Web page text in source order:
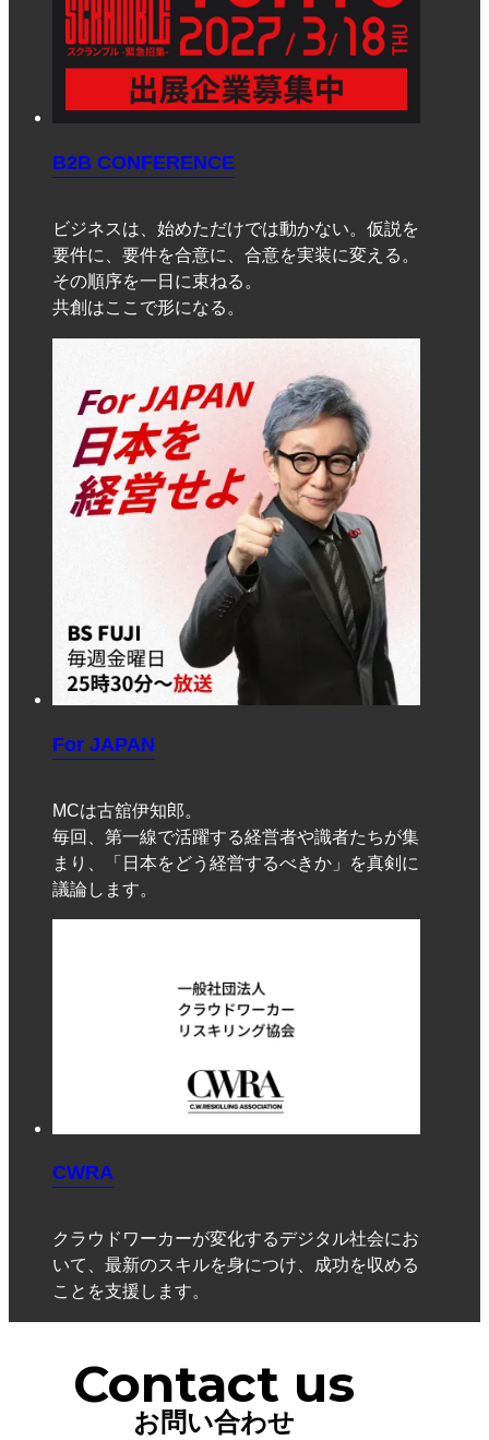
B2B CONFERENCE
ビジネスは、始めただけでは動かない。仮説を
要件に、要件を合意に、合意を実装に変える。
その順序を一日に束ねる。
共創はここで形になる。
For JAPAN
MCは古舘伊知郎。
毎回、第一線で活躍する経営者や識者たちが集
まり、「日本をどう経営するべきか」を真剣に
議論します。
CWRA
クラウドワーカーが変化するデジタル社会にお
いて、最新のスキルを身につけ、成功を収める
ことを支援します。
Contact us
お問い合わせ